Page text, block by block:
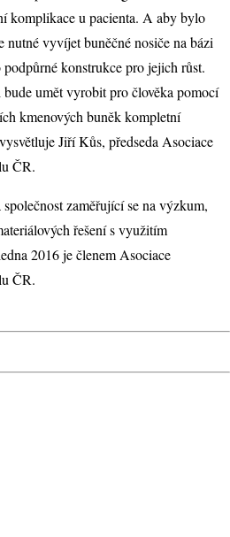
komplikace u pacienta. A aby bylo
vyvíjet buněčné nosiče na bázi
konstrukce pro jejich růst.
umět vyrobit pro člověka pomocí
kmenových buněk kompletní
Jiří Kůs, předseda Asociace
ČR.
zaměřující se na výzkum,
řešení s využitím
2016 je členem Asociace
ČR.